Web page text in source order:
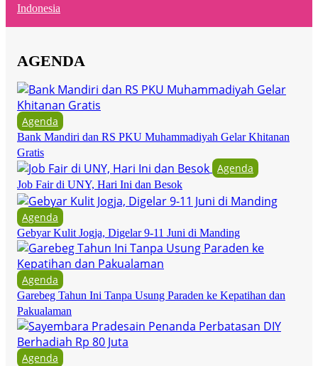
Indonesia
AGENDA
Agenda
Bank Mandiri dan RS PKU Muhammadiyah Gelar Khitanan
Gratis
Agenda
Job Fair di UNY, Hari Ini dan Besok
Agenda
Gebyar Kulit Jogja, Digelar 9-11 Juni di Manding
Agenda
Garebeg Tahun Ini Tanpa Usung Paraden ke Kepatihan dan
Pakualaman
Agenda